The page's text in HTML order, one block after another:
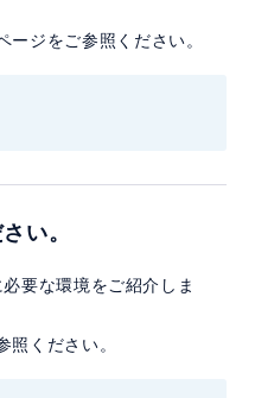
ジをご参照ください。
い。
要な環境をご紹介しま
照ください。